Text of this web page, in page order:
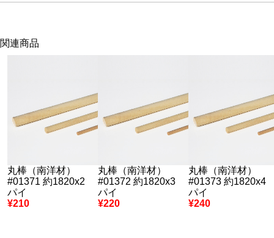
関連商品
丸棒（南洋材）
#01371 約1820x2
パイ
¥210
丸棒（南洋材）
#01372 約1820x3
パイ
¥220
丸棒（南洋材）
#01373 約1820x4
パイ
¥240